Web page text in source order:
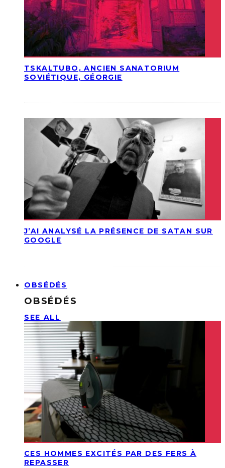
TSKALTUBO, ANCIEN SANATORIUM
SOVIÉTIQUE, GÉORGIE
J’AI ANALYSÉ LA PRÉSENCE DE SATAN SUR
GOOGLE
OBSÉDÉS
OBSÉDÉS
SEE ALL
CES HOMMES EXCITÉS PAR DES FERS À
REPASSER